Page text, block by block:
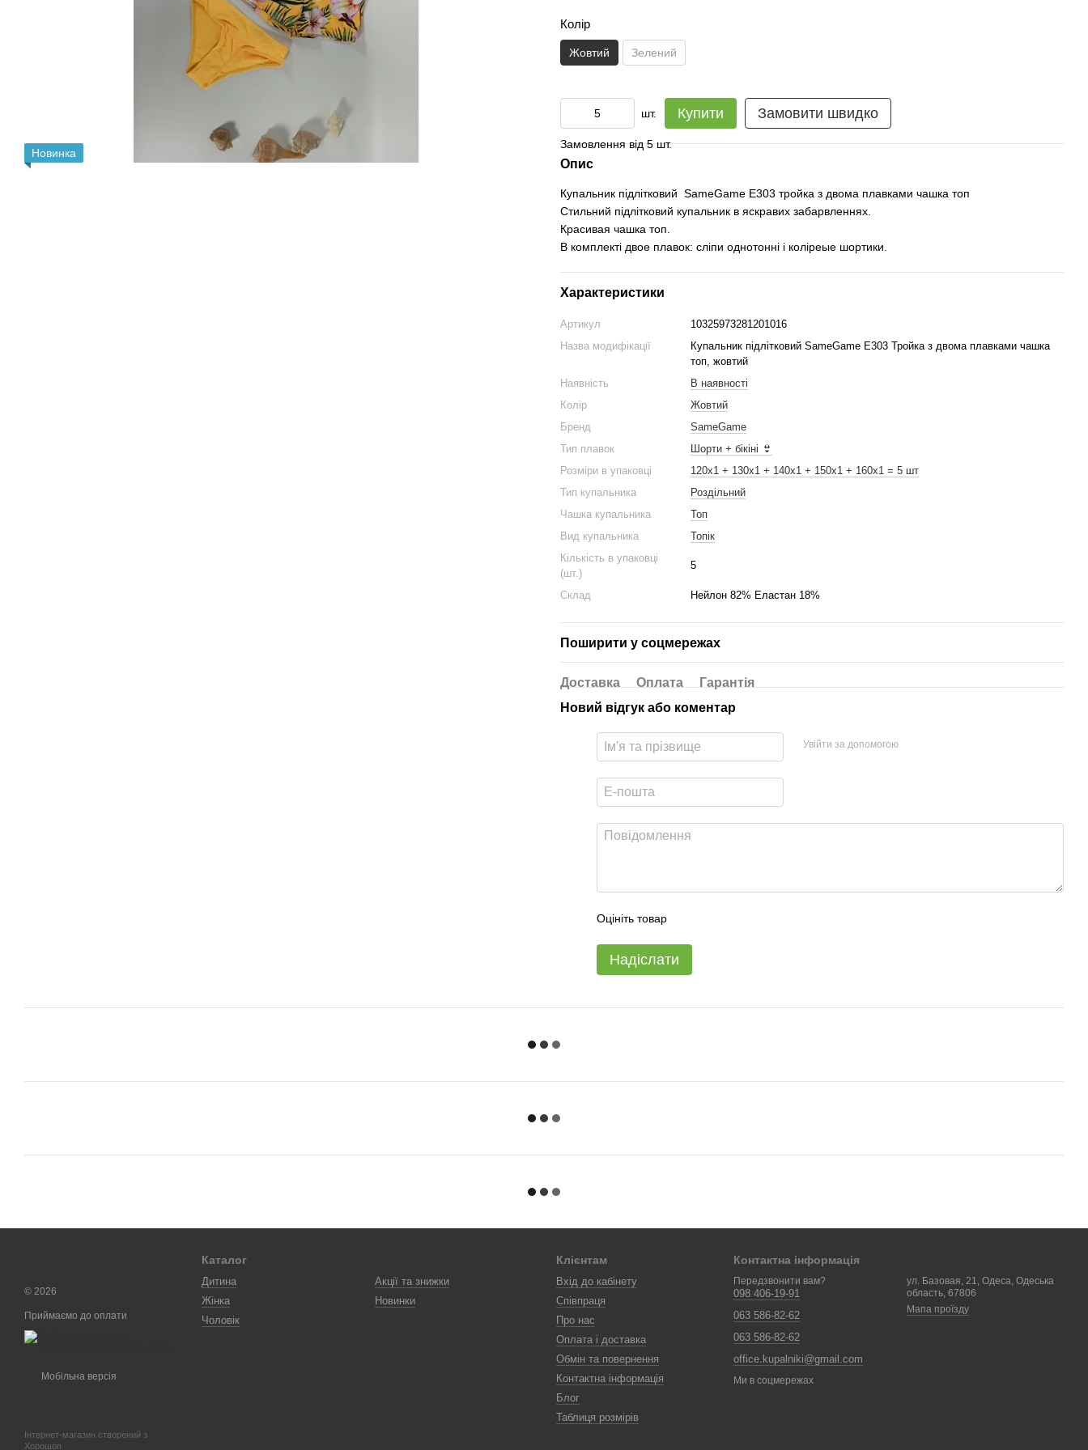
Новинка
Колір
Жовтий Зелений
шт. Купити Замовити швидко
Замовлення від 5 шт.
Опис
Купальник підлітковий SameGame E303 тройка з двома плавками чашка топ
Стильний підлітковий купальник в яскравих забарвленнях.
Красивая чашка топ.
В комплекті двое плавок: сліпи однотонні і коліреые шортики.
Характеристики
Артикул
10325973281201016
Назва модифікації
Купальник підлітковий SameGame E303 Тройка з двома плавками чашка
топ, жовтий
Наявність
В наявності
Колір
Жовтий
Бренд
SameGame
Тип плавок
Шорти + бікіні 👙
Розміри в упаковці
120x1 + 130x1 + 140x1 + 150x1 + 160x1 = 5 шт
Тип купальника
Роздільний
Чашка купальника
Топ
Вид купальника
Топік
Кількість в упаковці
(шт.)
5
Склад Нейлон 82% Еластан 18%
Поширити у соцмережах
Доставка Оплата
Гарантія
Новий відгук або коментар
Увійти за допомогою
Оцініть товар
Надіслати
© 2026
Приймаємо до оплати
Мобільна версія
Інтернет-магазин створений з
Хорошоп
Каталог
Дитина
Жінка
Чоловік
Акції та знижки
Новинки
Клієнтам
Вхід до кабінету
Співпраця
Про нас
Оплата і доставка
Обмін та повернення
Контактна інформація
Блог
Таблиця розмірів
Контактна інформація
Передзвонити вам?
098 406-19-91
063 586-82-62
063 586-82-62
office.kupalniki@gmail.com
ул. Базовая, 21, Одеса, Одеська
область, 67806
Мапа проїзду
Ми в соцмережах